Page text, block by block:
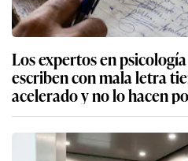
Los expertos en
escriben con mala letra
acelerado y no lo hacen